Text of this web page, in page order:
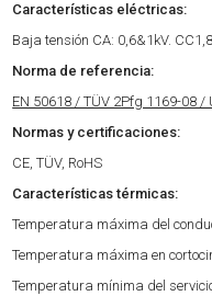
Características eléctricas:
Baja tensión CA: 0,6&1kV.
Norma de referencia:
EN 50618 / TÜV 2Pfg 1169-08 /
Normas y certificaciones:
CE, TÜV, RoHS
Características térmicas:
Temperatura máxima del
Temperatura máxima en
Temperatura mínima del